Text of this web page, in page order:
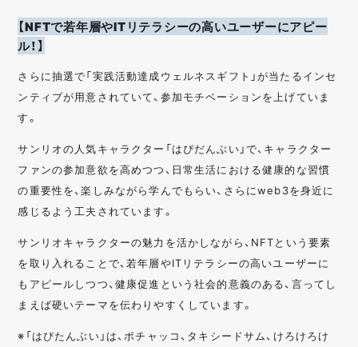
【NFTで若年層やITリテラシーの高いユーザーにアピー
ル！】
さらに抽選で「実践活動達成ウェルネスギフト」が当たるインセ
ンティブが用意されていて、参加モチベーションを上げていま
す。
サンリオの人気キャラクター「はぴだんぶい」で、キャラクター
ファンの参加意欲を高めつつ、日常生活における健康的な習慣
の重要性を、楽しみながら学んでもらい、さらにweb3を身近に
感じるよう工夫されています。
サンリオキャラクターの魅力を活かしながら、NFTという要素
を取り入れることで、若年層やITリテラシーの高いユーザーに
もアピールしつつ、健康促進という社会的意義のある、言ってし
まえば硬いテーマを伝わりやすくしています。
※「はぴたんぶい」は、ポチャッコ、タキシードサム、けろけろけ